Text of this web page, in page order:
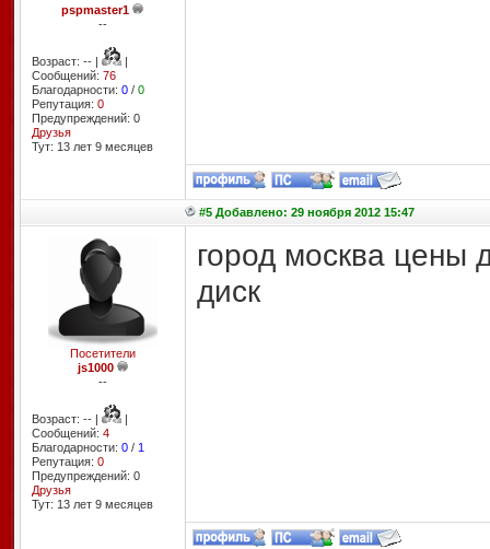
pspmaster1
--
Возраст: -- |
|
Сообщений: 76
Благодарности: 0/ 0
Репутация: 0
Предупреждений: 0
Друзья
Тут: 13 лет 9 месяцев
#5 Добавлено: 29 ноября 2012 15:47
Посетители
js1000
--
Возраст: -- |
|
Сообщений: 4
Благодарности: 0/ 1
Репутация: 0
Предупреждений: 0
Друзья
Тут: 13 лет 9 месяцев
город москва цены
диск